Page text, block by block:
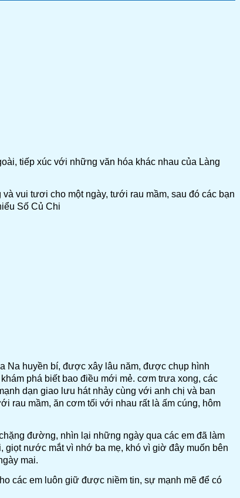
tiếp xúc với những văn hóa khác nhau của Làng
vui tươi cho một ngày, tưới rau mầm, sau đó các bạn
Số Củ Chi
Na huyền bí, được xây lâu năm, được chụp hình
phá biết bao điều mới mẻ. cơm trưa xong, các
dạn giao lưu hát nhảy cùng với anh chị và ban
rau mầm, ăn cơm tối với nhau rất là ấm cúng, hôm
đường, nhìn lại những ngày qua các em đã làm
nước mắt vì nhớ ba mẹ, khó vì giờ đây muốn bên
mai.
các em luôn giữ được niềm tin, sự mạnh mẽ để có